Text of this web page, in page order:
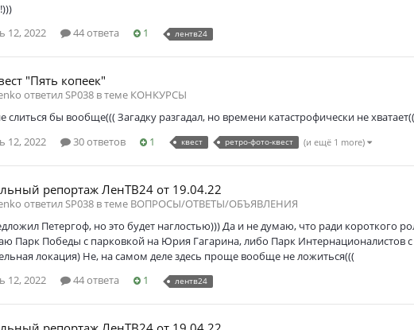
12, 2022
44 ответа 1 лентв24
"Пять копеек"
ответил SP038 в теме КОНКУРСЫ
слиться бы вообще((( Загадку разгадал, но времени катастрофически не
12, 2022
30 ответов 1 квест ретро-фото-квест (и ещё 1 more)
репортаж ЛенТВ24 от 19.04.22
ответил SP038 в теме ВОПРОСЫ/ОТВЕТЫ/ОБЪЯВЛЕНИЯ
Петергоф, но это будет наглостью))) Да и не думаю, что ради короткого
Парк Победы с парковкой на Юрия Гагарина, либо Парк Интернационалистов
локация) Не, на самом деле здесь проще вообще не ложиться(((
12, 2022
44 ответа 1 лентв24